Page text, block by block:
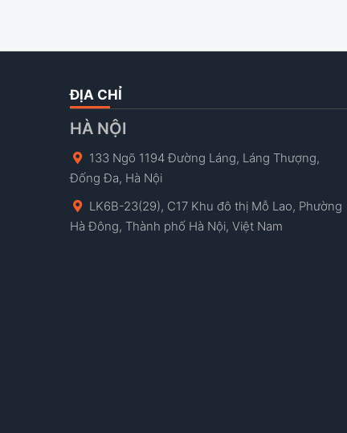
ĐỊA CHỈ
HÀ NỘI
133 Ngõ 1194 Đường Láng, Láng Thượng,
Đống Đa, Hà Nội
LK6B-23(29), C17 Khu đô thị Mỗ Lao, Phường
Hà Đông, Thành phố Hà Nội, Việt Nam